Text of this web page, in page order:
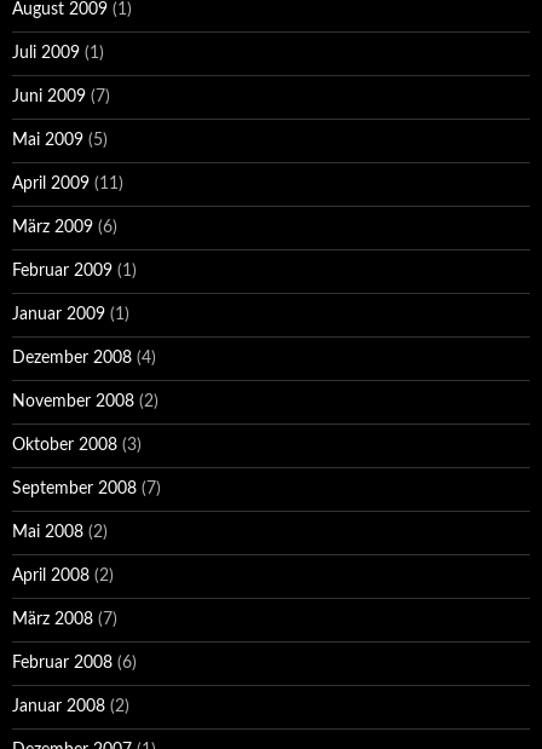
August 2009 (1)
Juli 2009 (1)
Juni 2009 (7)
Mai 2009 (5)
April 2009 (11)
März 2009 (6)
Februar 2009 (1)
Januar 2009 (1)
Dezember 2008 (4)
November 2008 (2)
Oktober 2008 (3)
September 2008 (7)
Mai 2008 (2)
April 2008 (2)
März 2008 (7)
Februar 2008 (6)
Januar 2008 (2)